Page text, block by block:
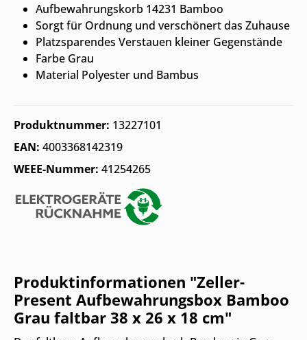
Aufbewahrungskorb 14231 Bamboo
Sorgt für Ordnung und verschönert das Zuhause
Platzsparendes Verstauen kleiner Gegenstände
Farbe Grau
Material Polyester und Bambus
Produktnummer: 13227101
EAN: 4003368142319
WEEE-Nummer: 41254265
Produktinformationen "Zeller-
Present Aufbewahrungsbox Bamboo
Grau faltbar 38 x 26 x 18 cm"